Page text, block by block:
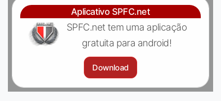
Aplicativo SPFC.net
SPFC.net tem uma aplicação
gratuita para android!
Download